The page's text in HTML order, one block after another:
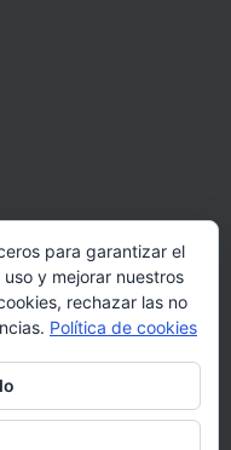
para garantizar el
y mejorar nuestros
rechazar las no
Política de cookies